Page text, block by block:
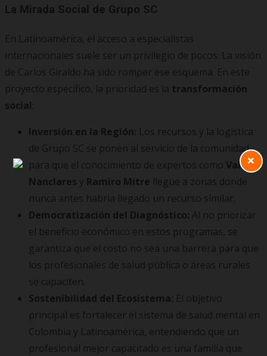
La Mirada Social de Grupo SC
En Latinoamérica, el acceso a especialistas
internacionales suele ser un privilegio de pocos. La visión
de Carlos Giraldo ha sido romper ese esquema. En este
proyecto específico, la prioridad es la transformación
social:
Inversión en la Región: Los recursos y la logística
de Grupo SC se ponen al servicio de la comunidad
para que el conocimiento de expertos como Valeria
Nanclares y Ramiro Mitre llegue a zonas donde
nunca antes habría llegado un recurso similar.
Democratización del Diagnóstico: Al no priorizar
el beneficio económico en estos programas, se
garantiza que el costo no sea una barrera para que
los profesionales de salud pública o áreas rurales
se capaciten.
Sostenibilidad del Ecosistema: El objetivo
principal es fortalecer el sistema de salud mental en
Colombia y Latinoamérica, entendiendo que un
profesional mejor capacitado es una familia que
×